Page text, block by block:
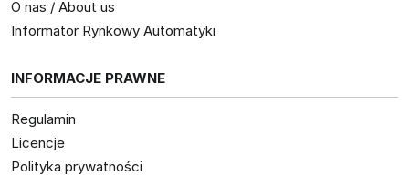
O nas / About us
Informator Rynkowy Automatyki
INFORMACJE PRAWNE
Regulamin
Licencje
Polityka prywatności